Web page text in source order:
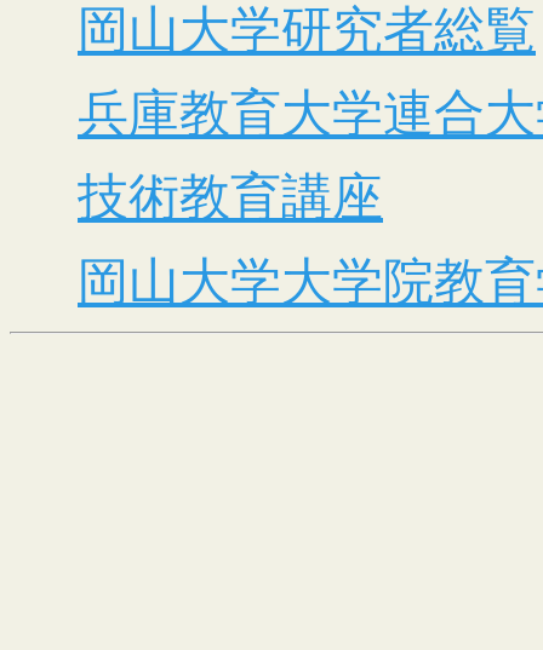
岡山大学研究者総覧
兵庫教育大学連合
技術教育講座
岡山大学大学院教